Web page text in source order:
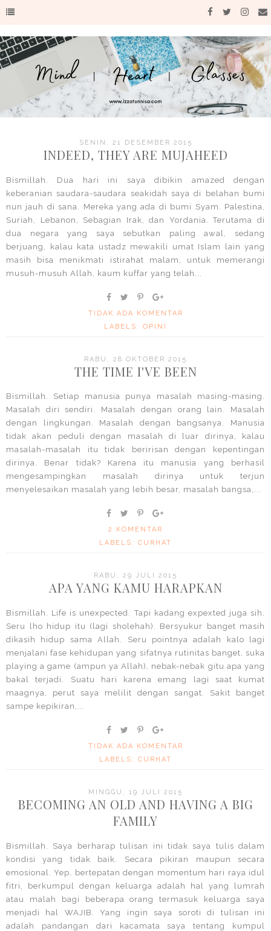
SENIN, 21 DESEMBER 2015
INDEED, THEY ARE MUJAHEED
Bismillah. Dua hari ini saya dibikin amazed dengan
keberanian saudara-saudara seakidah saya di belahan bumi
nun jauh di sana. Mereka yang ada di bumi Syam. Palestina,
Suriah, Lebanon, Sebagian Irak, dan Yordania. Terutama di
dua negara yang saya sebutkan paling awal, sedang
berjuang, kalau kata ustadz mewakili umat Islam lain yang
masih bisa menikmati istirahat malam, untuk memerangi
musuh-musuh Allah, kaum kuffar yang telah...
TIDAK ADA KOMENTAR
LABELS: OPINI
RABU, 28 OKTOBER 2015
THE TIME I'VE BEEN
Bismillah. Setiap manusia punya masalah masing-masing.
Masalah diri sendiri. Masalah dengan orang lain. Masalah
dengan lingkungan. Masalah dengan bangsanya. Manusia
tidak akan peduli dengan masalah di luar dirinya, kalau
masalah-masalah itu tidak beririsan dengan kepentingan
dirinya. Benar tidak? Karena itu manusia yang berhasil
mengesampingkan masalah dirinya untuk terjun
menyelesaikan masalah yang lebih besar, masalah bangsa,...
2 KOMENTAR
LABELS: CURHAT
RABU, 29 JULI 2015
APA YANG KAMU HARAPKAN
Bismillah. Life is unexpected. Tapi kadang expexted juga sih.
Seru lho hidup itu (lagi sholehah). Bersyukur banget masih
dikasih hidup sama Allah. Seru pointnya adalah kalo lagi
menjalani fase kehidupan yang sifatnya rutinitas banget, suka
playing a game (ampun ya Allah), nebak-nebak gitu apa yang
bakal terjadi. Suatu hari karena emang lagi saat kumat
maagnya, perut saya melilit dengan sangat. Sakit banget
sampe kepikiran,...
TIDAK ADA KOMENTAR
LABELS: CURHAT
MINGGU, 19 JULI 2015
BECOMING AN OLD AND HAVING A BIG
FAMILY
Bismillah. Saya berharap tulisan ini tidak saya tulis dalam
kondisi yang tidak baik. Secara pikiran maupun secara
emosional. Yep, bertepatan dengan momentum hari raya idul
fitri, berkumpul dengan keluarga adalah hal yang lumrah
atau malah bagi beberapa orang termasuk keluarga saya
menjadi hal WAJIB. Yang ingin saya soroti di tulisan ini
adalah pandangan dari kacamata saya tentang kumpul